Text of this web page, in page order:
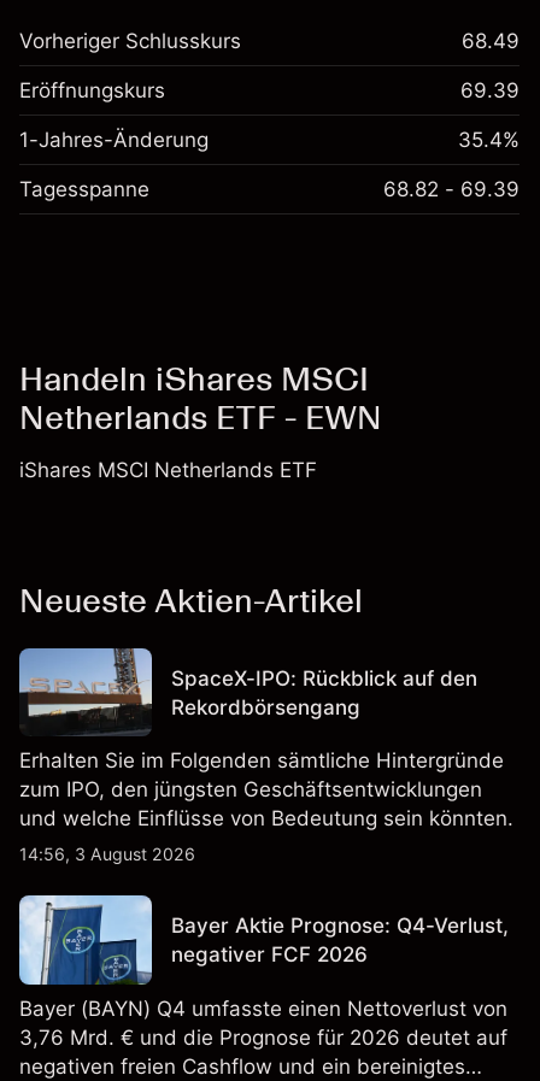
Vorheriger Schlusskurs 68.49
Eröffnungskurs 69.39
1-Jahres-Änderung 35.4%
Tagesspanne 68.82 - 69.39
Handeln iShares MSCI
Netherlands ETF - EWN
iShares MSCI Netherlands ETF
Neueste Aktien-Artikel
SpaceX-IPO: Rückblick auf den
Rekordbörsengang
Erhalten Sie im Folgenden sämtliche Hintergründe
zum IPO, den jüngsten Geschäftsentwicklungen
und welche Einflüsse von Bedeutung sein könnten.
14:56, 3 August 2026
Bayer Aktie Prognose: Q4-Verlust,
negativer FCF 2026
Bayer (BAYN) Q4 umfasste einen Nettoverlust von
3,76 Mrd. € und die Prognose für 2026 deutet auf
negativen freien Cashflow und ein bereinigtes